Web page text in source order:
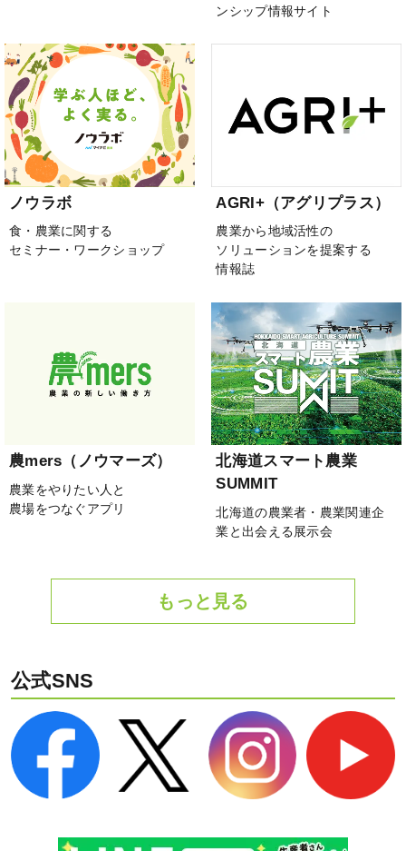
ンシップ情報サイト
ノウラボ
食・農業に関する
セミナー・ワークショップ
AGRI+（アグリプラス）
農業から地域活性の
ソリューションを提案する
情報誌
農mers（ノウマーズ）
農業をやりたい人と
農場をつなぐアプリ
北海道スマート農業
SUMMIT
北海道の農業者・農業関連企
業と出会える展示会
もっと見る
公式SNS